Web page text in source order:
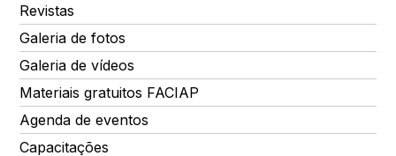
Revistas
Galeria de fotos
Galeria de vídeos
Materiais gratuitos FACIAP
Agenda de eventos
Capacitações